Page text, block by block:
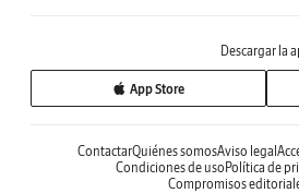
Descargar la
App Store
ContactarQuiénes somosAviso legal
Condiciones de uso Política de
Compromisos